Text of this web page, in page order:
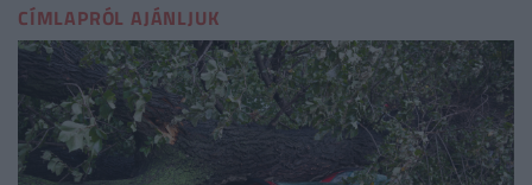
CÍMLAPRÓL AJÁNLJUK